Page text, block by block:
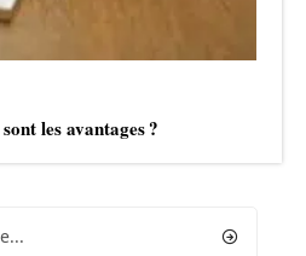
les avantages ?